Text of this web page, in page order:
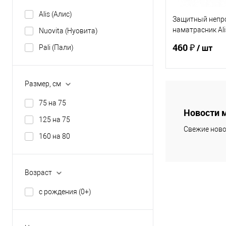
Alis (Алис)
Nuovita (Нуовита)
Pali (Пали)
Размер, см
75 на 75
125 на 75
160 на 80
Возраст
с рождения (0+)
Защитный
наматрасник
460 ₽/ шт
Купить в 1
В избранное
Новости
Свежие